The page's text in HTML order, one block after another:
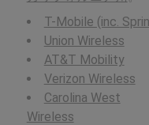
T-Mobile (inc.
Union Wireless
AT&T Mobility
Verizon Wireless
Carolina West
Wireless